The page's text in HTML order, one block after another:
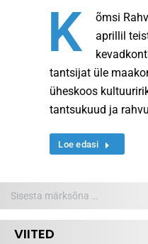
K
õmsi
aprillil
tantsijat üle
üheskoos
tantsukuud ja
Loe edasi
VIITED